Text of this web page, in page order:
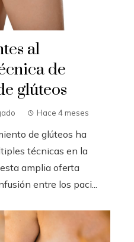
al
de
glúteos
Hace 4 meses
de glúteos ha
técnicas en la
amplia oferta
entre los paci...